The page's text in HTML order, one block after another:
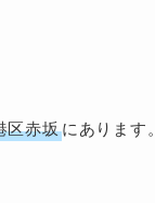
区赤坂にあります。